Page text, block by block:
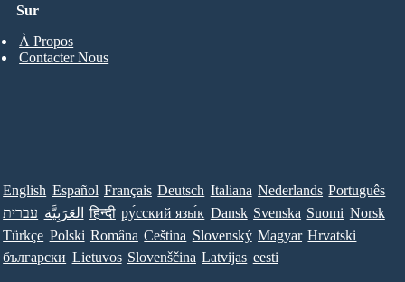
Sur
À Propos
Contacter Nous
English Español Français Deutsch Italiana Nederlands Português
עברית العَرَبِيَّة हिन्दी ру́сский язы́к Dansk Svenska Suomi Norsk
Türkçe Polski Româna Ceština Slovenský Magyar Hrvatski
български Lietuvos Slovenščina Latvijas eesti